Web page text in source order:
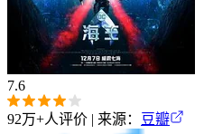
7.6
92万+人评价 | 来源： 豆瓣